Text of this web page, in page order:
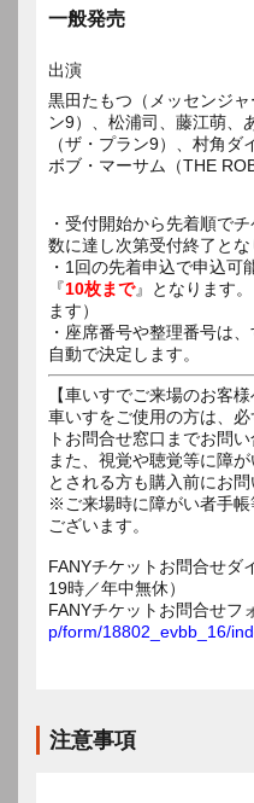
一般発売
出演
黒田たもつ（メッセンジ
ン9）、松浦司、藤江萌、
（ザ・プラン9）、村角ダ
・受付開始から先着順で
数に達し次第受付終了とな
・1回の先着申込で申込可
『10枚まで』となります
ます）
・座席番号や整理番号は
自動で決定します。
【車いすでご来場のお客様
車いすをご使用の方は、
トお問合せ窓口までお問い
また、視覚や聴覚等に障
とされる方も購入前にお問
※ご来場時に障がい者手
ございます。
FANYチケットお問合せ
19時／年中無休）
FANYチケットお問合せフ
p/form/18802_evbb_16/
注意事項